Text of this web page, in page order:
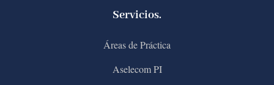
Servicios.
Áreas de Práctica
Aselecom PI